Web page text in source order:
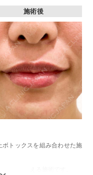
施術後
トックスを組み合わせた施
ンスを整える施術です。